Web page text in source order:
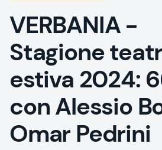
VERBANIA -
Stagione
estiva 2024:
con Alessio
Omar Pedrini